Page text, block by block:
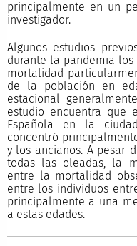
principalmente en un
investigador.
Algunos estudios
durante la pandemia
mortalidad
de la población en
estacional
estudio encuentra que
Española en la
concentró
y los ancianos. A pesar
todas las oleadas, la
entre la mortalidad
entre los individuos
principalmente a una
a estas edades.